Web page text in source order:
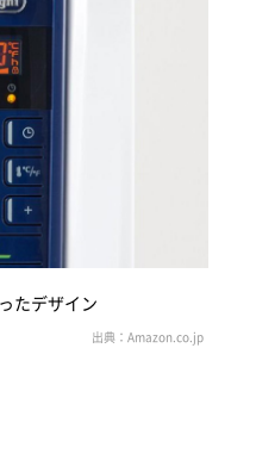
たデザイン